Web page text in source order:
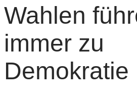
Wahlen
immer zu
Demokratie